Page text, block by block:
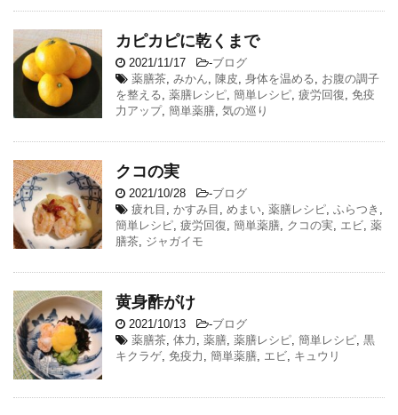
カピカピに乾くまで
2021/11/17 -ブログ
薬膳茶 みかん 陳皮 身体を温める
お腹の調子
を整える 薬膳レシピ 簡単レシピ 疲労回復 免疫
力アップ, 簡単薬膳 気の巡り
クコの実
2021/10/28 -ブログ
疲れ目
かすみ目 めまい 薬膳レシピ ふらつき
簡単レシピ 疲労回復 簡単薬膳 クコの実 エビ 薬
膳茶 ジャガイモ
黄身酢がけ
2021/10/13 -ブログ
薬膳茶 体力 薬膳 薬膳レシピ 簡単レシピ 黒
キクラゲ 免疫力 簡単薬膳 エビ キュウリ